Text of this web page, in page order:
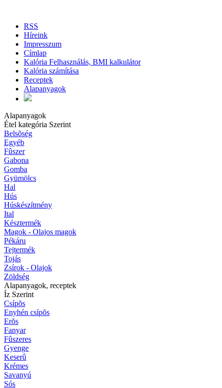
RSS
Híreink
Impresszum
Címlap
Kalória Felhasználás, BMI kalkulátor
Kalória számítása
Receptek
Alapanyagok
Alapanyagok
Étel kategória Szerint
Belsõség
Egyéb
Fûszer
Gabona
Gomba
Gyümölcs
Hal
Hús
Húskészítmény
Ital
Késztermék
Magok - Olajos magok
Pékáru
Tejtermék
Tojás
Zsírok - Olajok
Zöldség
Alapanyagok, receptek
Íz Szerint
Csípõs
Enyhén csípõs
Erõs
Fanyar
Fûszeres
Gyenge
Keserû
Krémes
Savanyú
Sós